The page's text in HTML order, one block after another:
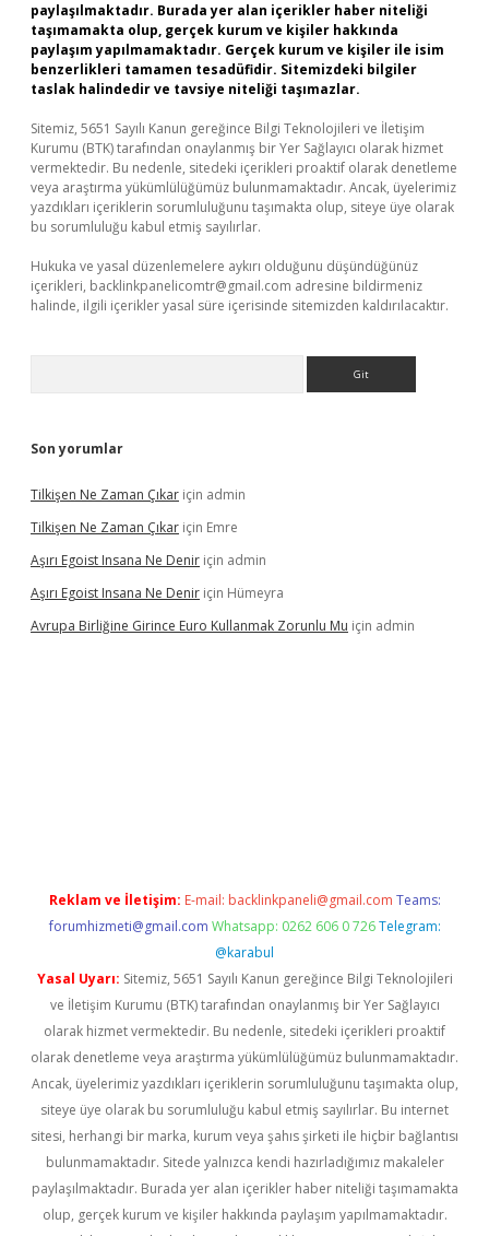
paylaşılmaktadır. Burada yer alan içerikler haber niteliği
taşımamakta olup, gerçek kurum ve kişiler hakkında
paylaşım yapılmamaktadır. Gerçek kurum ve kişiler ile isim
benzerlikleri tamamen tesadüfidir. Sitemizdeki bilgiler
taslak halindedir ve tavsiye niteliği taşımazlar.
Sitemiz, 5651 Sayılı Kanun gereğince Bilgi Teknolojileri ve İletişim
Kurumu (BTK) tarafından onaylanmış bir Yer Sağlayıcı olarak hizmet
vermektedir. Bu nedenle, sitedeki içerikleri proaktif olarak denetleme
veya araştırma yükümlülüğümüz bulunmamaktadır. Ancak, üyelerimiz
yazdıkları içeriklerin sorumluluğunu taşımakta olup, siteye üye olarak
bu sorumluluğu kabul etmiş sayılırlar.
Hukuka ve yasal düzenlemelere aykırı olduğunu düşündüğünüz
içerikleri, backlinkpanelicomtr@gmail.com adresine bildirmeniz
halinde, ilgili içerikler yasal süre içerisinde sitemizden kaldırılacaktır.
Son yorumlar
Tilkişen Ne Zaman Çıkar için admin
Tilkişen Ne Zaman Çıkar için Emre
Aşırı Egoist Insana Ne Denir için admin
Aşırı Egoist Insana Ne Denir için Hümeyra
Avrupa Birliğine Girince Euro Kullanmak Zorunlu Mu için admin
Reklam ve İletişim: E-mail: backlinkpaneli@gmail.com Teams:
forumhizmeti@gmail.com Whatsapp: 0262 606 0 726 Telegram:
@karabul
Yasal Uyarı: Sitemiz, 5651 Sayılı Kanun gereğince Bilgi Teknolojileri
ve İletişim Kurumu (BTK) tarafından onaylanmış bir Yer Sağlayıcı
olarak hizmet vermektedir. Bu nedenle, sitedeki içerikleri proaktif
olarak denetleme veya araştırma yükümlülüğümüz bulunmamaktadır.
Ancak, üyelerimiz yazdıkları içeriklerin sorumluluğunu taşımakta olup,
siteye üye olarak bu sorumluluğu kabul etmiş sayılırlar. Bu internet
sitesi, herhangi bir marka, kurum veya şahıs şirketi ile hiçbir bağlantısı
bulunmamaktadır. Sitede yalnızca kendi hazırladığımız makaleler
paylaşılmaktadır. Burada yer alan içerikler haber niteliği taşımamakta
olup, gerçek kurum ve kişiler hakkında paylaşım yapılmamaktadır.